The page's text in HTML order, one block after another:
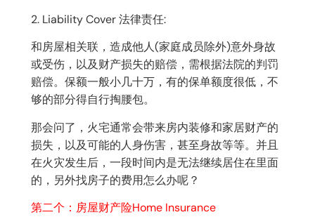
2. Liability Cover 法律责任:
和房屋相关联，造成他人(家庭成员除外)意外身故
或受伤，以及财产损失的赔偿，需根据法院的判罚
赔偿。保额一般小几十万，有的保单额度很低，不
够的部分得自行掏腰包。
那会问了，火宅通常会带来房内装修和家居财产的
损失，以及可能的人身伤害，甚至身故等等。并且
在火灾发生后，一段时间内是无法继续居住在里面
的，另外找房子的费用怎么办呢？
第二个：房屋财产险Home Insurance